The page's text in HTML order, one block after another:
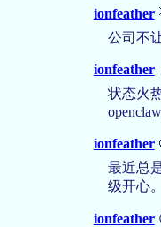
ionfeather
公司不
ionfeather
状态火
ionfeather
最近总
级开心
ionfeather